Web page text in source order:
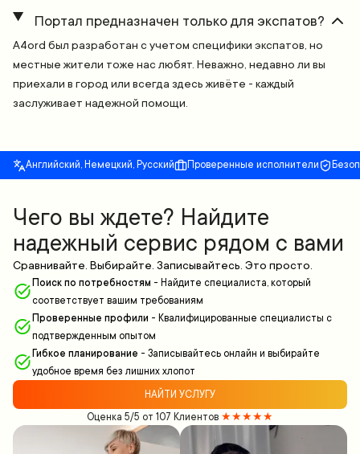
Портал предназначен только для экспатов?
A4ord был разработан с учетом специфики экспатов, но
местные жители тоже нас любят. Неважно, недавно ли вы
приехали в город или всегда здесь живёте - каждый
заслуживает надежной помощи.
Английский, Немецкий, Русский Проверенные исполнители
Чего вы ждете? Найдите
надежный сервис рядом с вами
Сравнивайте. Выбирайте. Записывайтесь. Это просто.
Поиск по потребностям - Найдите специалиста, который
соответствует вашим требованиям
Проверенные профили - Квалифицированные специалисты с
подтвержденным опытом
Гибкое планирование - Записывайтесь онлайн и выбирайте
удобное время без лишних хлопот
НАЙТИ УСЛУГУ
Оценка 5/5 от 107 Клиентов ★★★★★